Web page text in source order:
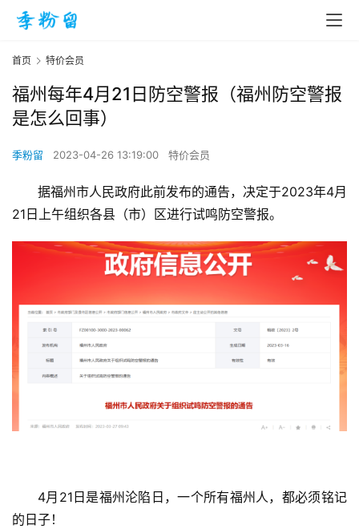
首页 特价会员
福州每年4月21日防空警报（福州防空警报
是怎么回事）
季粉留 2023-04-26 13:19:00 特价会员
据福州市人民政府此前发布的通告，决定于2023年4月
21日上午组织各县（市）区进行试鸣防空警报。
4月21日是福州沦陷日，一个所有福州人，都必须铭记
的日子！